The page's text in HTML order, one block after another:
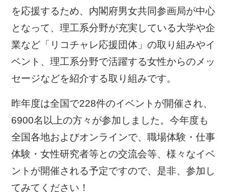
を応援するため、内閣府男女共同参画局が中心
となって、理工系分野が充実している大学や企
業など「リコチャレ応援団体」の取り組みやイ
ベント、理工系分野で活躍する女性からのメッ
セージなどを紹介する取り組みです。
昨年度は全国で228件のイベントが開催され、
6900名以上の方々が参加しました。今年度も
全国各地およびオンラインで、職場体験・仕事
体験・女性研究者等との交流会等、様々なイベ
ントが開催される予定ですので、是非、参加し
てみてください！